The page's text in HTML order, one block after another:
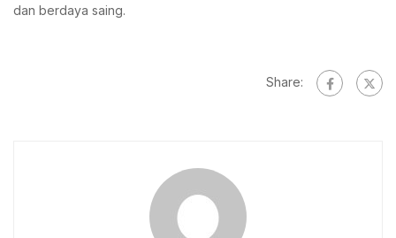
dan berdaya saing.
Share: